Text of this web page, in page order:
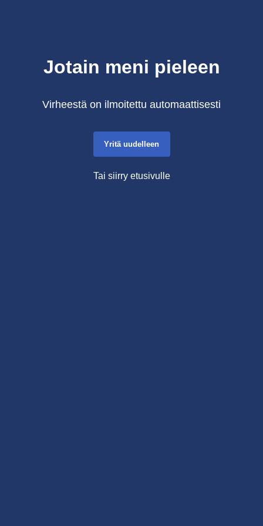
Jotain meni pieleen
Virheestä on ilmoitettu automaattisesti
Yritä uudelleen
Tai siirry etusivulle